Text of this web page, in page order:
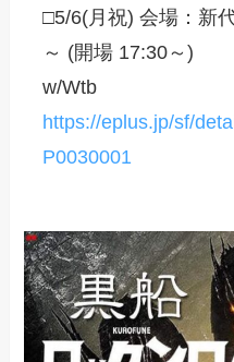
□5/6(月祝) 会場：新
～ (開場 17:30～)
w/Wtb
https://eplus.jp/sf/
P0030001